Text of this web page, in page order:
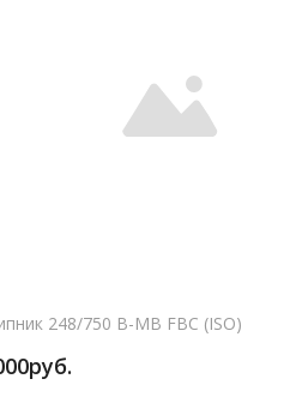
248/750 B-MB FBC (ISO)
руб.